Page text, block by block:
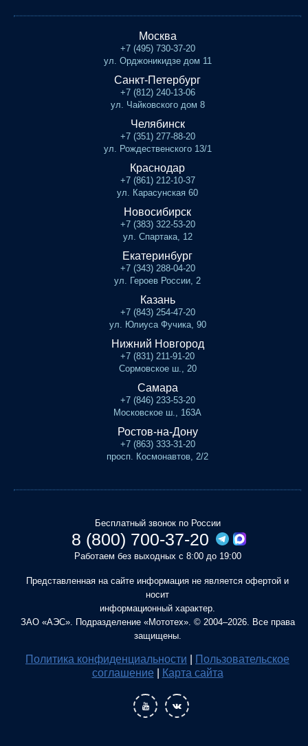
Москва
+7 (495) 730-37-20
ул. Орджоникидзе дом 11
Санкт-Петербург
+7 (812) 240-13-06
ул. Чайковского дом 8
Челябинск
+7 (351) 277-88-20
ул. Рождественского 13/1
Краснодар
+7 (861) 212-10-37
ул. Карасунская 60
Новосибирск
+7 (383) 322-53-20
ул. Спартака, 12
Екатеринбург
+7 (343) 288-04-20
ул. Героев России, 2
Казань
+7 (843) 254-47-20
ул. Юлиуса Фучика, 90
Нижний Новгород
+7 (831) 211-91-20
Сормовское ш., 20
Самара
+7 (846) 233-53-20
Московское ш., 163А
Ростов-на-Дону
+7 (863) 333-31-20
просп. Космонавтов, 2/2
Бесплатный звонок по России
8 (800) 700-37-20
Работаем без выходных с 8:00 до 19:00
Представленная на сайте информация не является офертой и
носит
информационный характер.
ЗАО «АЭС». Подразделение «Мототех». © 2004–2026. Все права
защищены.
Политика конфиденциальности
Пользовательское
соглашение
Карта сайта